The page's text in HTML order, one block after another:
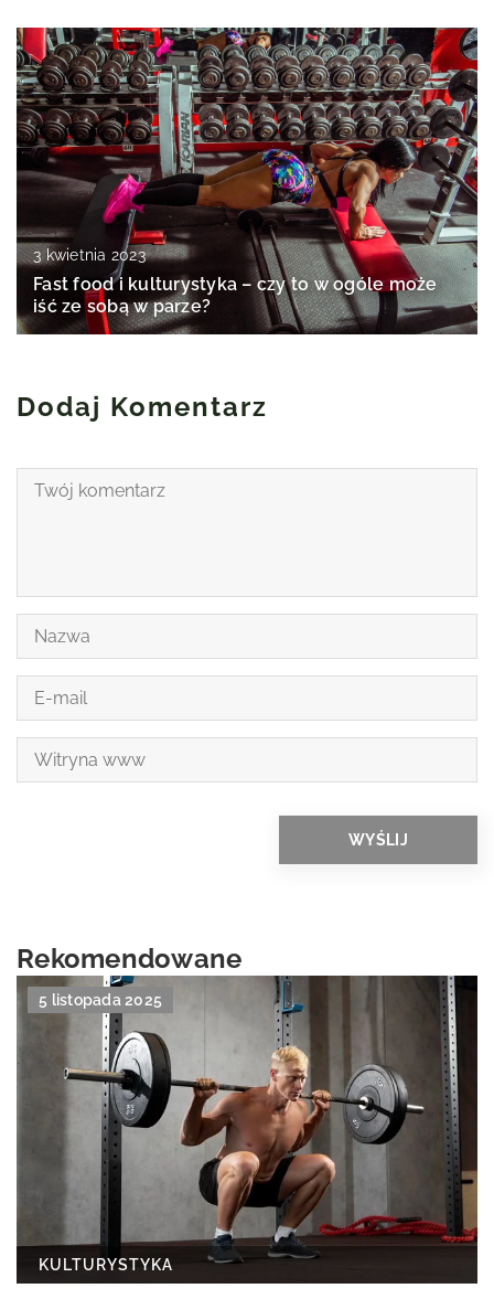
3 kwietnia 2023
Fast food i kulturystyka – czy to w ogóle może
iść ze sobą w parze?
Dodaj Komentarz
Rekomendowane
5 listopada 2025
KULTURYSTYKA